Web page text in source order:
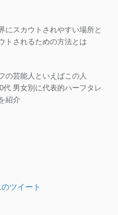
にスカウトされやすい場所と
トされるための方法とは
の芸能人といえばこの人
代 男女別に代表的ハーフタレ
紹介
ツイート